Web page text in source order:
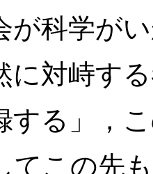
が科学が
に対峙す
する」，
てこの先